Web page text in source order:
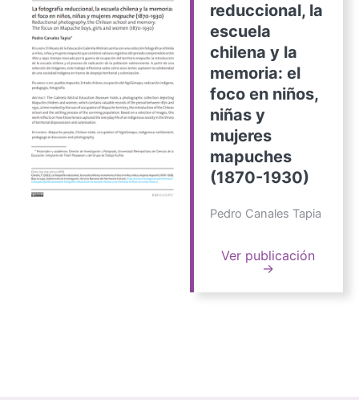
reduccional, la
escuela
chilena y la
memoria: el
foco en niños,
niñas y
mujeres
mapuches
(1870-1930)
Pedro Canales Tapia
Ver publicación
→